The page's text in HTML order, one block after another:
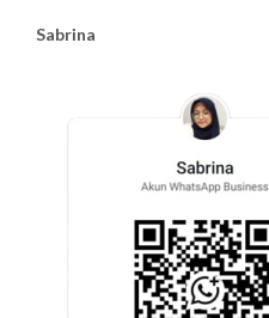
Sabrina